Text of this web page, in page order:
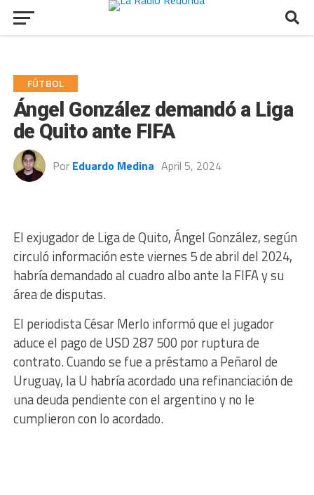
FÚTBOL
Ángel González demandó a Liga
de Quito ante FIFA
Por Eduardo Medina April 5, 2024
El exjugador de Liga de Quito, Ángel González, según
circuló información este viernes 5 de abril del 2024,
habría demandado al cuadro albo ante la FIFA y su
área de disputas.
El periodista César Merlo informó que el jugador
aduce el pago de USD 287 500 por ruptura de
contrato. Cuando se fue a préstamo a Peñarol de
Uruguay, la U habría acordado una refinanciación de
una deuda pendiente con el argentino y no le
cumplieron con lo acordado.